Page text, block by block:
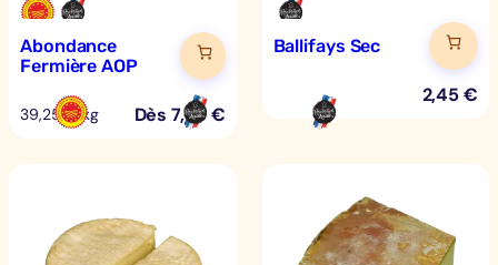
Abondance
Fermière AOP
39,25 €/kg Dès7,85€
Ballifays Sec
2,45€